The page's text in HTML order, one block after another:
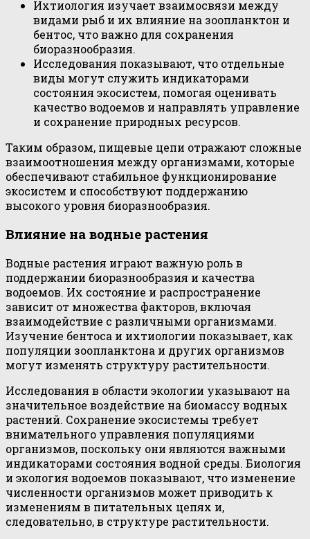
Ихтиология изучает взаимосвязи между
видами рыб и их влияние на зоопланктон и
бентос, что важно для сохранения
биоразнообразия.
Исследования показывают, что отдельные
виды могут служить индикаторами
состояния экосистем, помогая оценивать
качество водоемов и направлять управление
и сохранение природных ресурсов.
Таким образом, пищевые цепи отражают сложные
взаимоотношения между организмами, которые
обеспечивают стабильное функционирование
экосистем и способствуют поддержанию
высокого уровня биоразнообразия.
Влияние на водные растения
Водные растения играют важную роль в
поддержании биоразнообразия и качества
водоемов. Их состояние и распространение
зависит от множества факторов, включая
взаимодействие с различными организмами.
Изучение бентоса и ихтиологии показывает, как
популяции зоопланктона и других организмов
могут изменять структуру растительности.
Исследования в области экологии указывают на
значительное воздействие на биомассу водных
растений. Сохранение экосистемы требует
внимательного управления популяциями
организмов, поскольку они являются важными
индикаторами состояния водной среды. Биология
и экология водоемов показывают, что изменение
численности организмов может приводить к
изменениям в питательных цепях и,
следовательно, в структуре растительности.